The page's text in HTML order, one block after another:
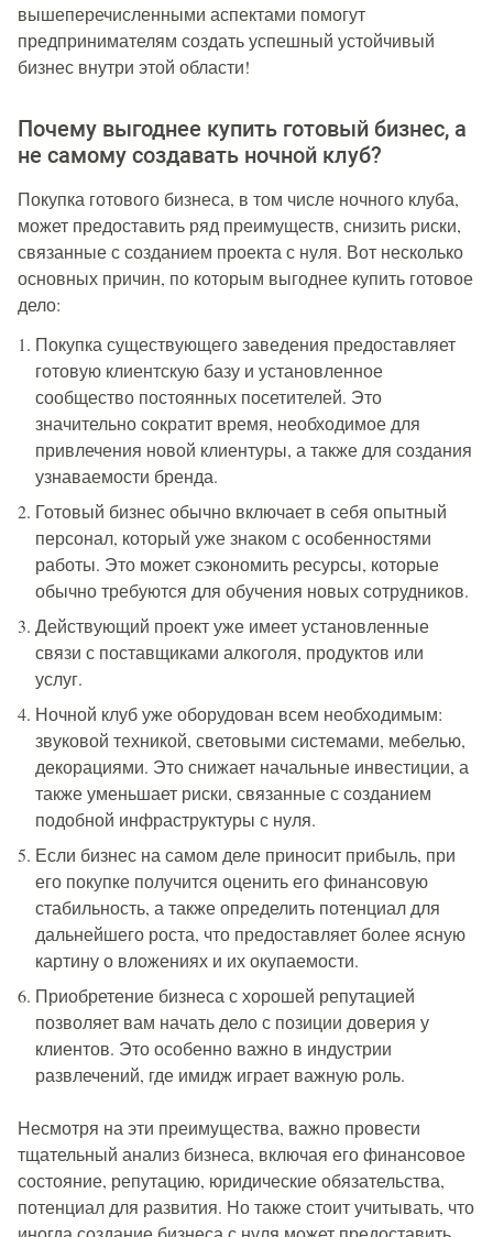
вышеперечисленными аспектами помогут
предпринимателям создать успешный устойчивый
бизнес внутри этой области!
Почему выгоднее купить готовый бизнес, а
не самому создавать ночной клуб?
Покупка готового бизнеса, в том числе ночного клуба,
может предоставить ряд преимуществ, снизить риски,
связанные с созданием проекта с нуля. Вот несколько
основных причин, по которым выгоднее купить готовое
дело:
Покупка существующего заведения предоставляет
готовую клиентскую базу и установленное
сообщество постоянных посетителей. Это
значительно сократит время, необходимое для
привлечения новой клиентуры, а также для создания
узнаваемости бренда.
Готовый бизнес обычно включает в себя опытный
персонал, который уже знаком с особенностями
работы. Это может сэкономить ресурсы, которые
обычно требуются для обучения новых сотрудников.
Действующий проект уже имеет установленные
связи с поставщиками алкоголя, продуктов или
услуг.
Ночной клуб уже оборудован всем необходимым:
звуковой техникой, световыми системами, мебелью,
декорациями. Это снижает начальные инвестиции, а
также уменьшает риски, связанные с созданием
подобной инфраструктуры с нуля.
Если бизнес на самом деле приносит прибыль, при
его покупке получится оценить его финансовую
стабильность, а также определить потенциал для
дальнейшего роста, что предоставляет более ясную
картину о вложениях и их окупаемости.
Приобретение бизнеса с хорошей репутацией
позволяет вам начать дело с позиции доверия у
клиентов. Это особенно важно в индустрии
развлечений, где имидж играет важную роль.
Несмотря на эти преимущества, важно провести
тщательный анализ бизнеса, включая его финансовое
состояние, репутацию, юридические обязательства,
потенциал для развития. Но также стоит учитывать, что